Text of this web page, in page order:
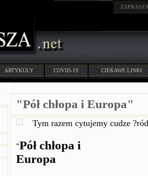
ARTYKUŁY COVID-19 CIEKAWE LINKI
"Pół chłopa i Europa"
Tym razem cytujemy cudze
"Pół chłopa i
Europa